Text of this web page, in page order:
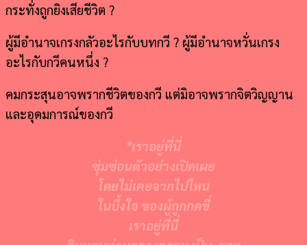
กระทั่งถูกยิงเสียชีวิต ?
ผู้มีอำนาจเกรงกลัวอะไรกับบทกวี ? ผู้มีอำนาจหวั่นเกรง
อะไรกับกวีคนหนึ่ง ?
คมกระสุนอาจพรากชีวิตของกวี แต่มิอาจพรากจิตวิญญาน
และอุดมการณ์ของกวี
*เราอยู่ที่นี่
ซุ่มซ่อนตัวอย่างเปิดเผย
โดยไม่เคยจากไปไหน
ในบึ้งใจ ของผู้ถูกกดขี่
เราอยู่ที่นี่